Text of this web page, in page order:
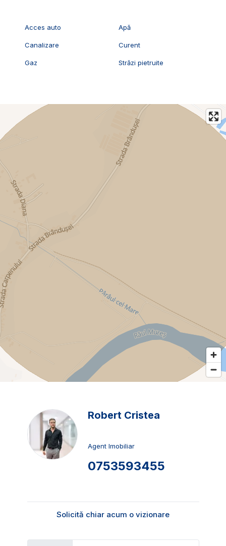
Acces auto Apă
Canalizare Curent
Gaz Străzi pietruite
Robert Cristea
Agent Imobiliar
0753593455
Solicită chiar acum o vizionare